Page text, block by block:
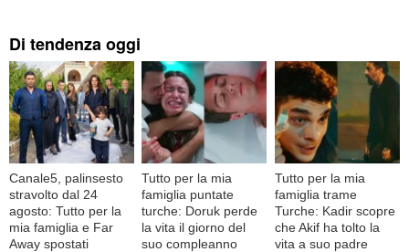
Di tendenza oggi
Canale5, palinsesto
stravolto dal 24
agosto: Tutto per la
mia famiglia e Far
Away spostati
Tutto per la mia
famiglia puntate
turche: Doruk perde
la vita il giorno del
suo compleanno
Tutto per la mia
famiglia trame
Turche: Kadir scopre
che Akif ha tolto la
vita a suo padre